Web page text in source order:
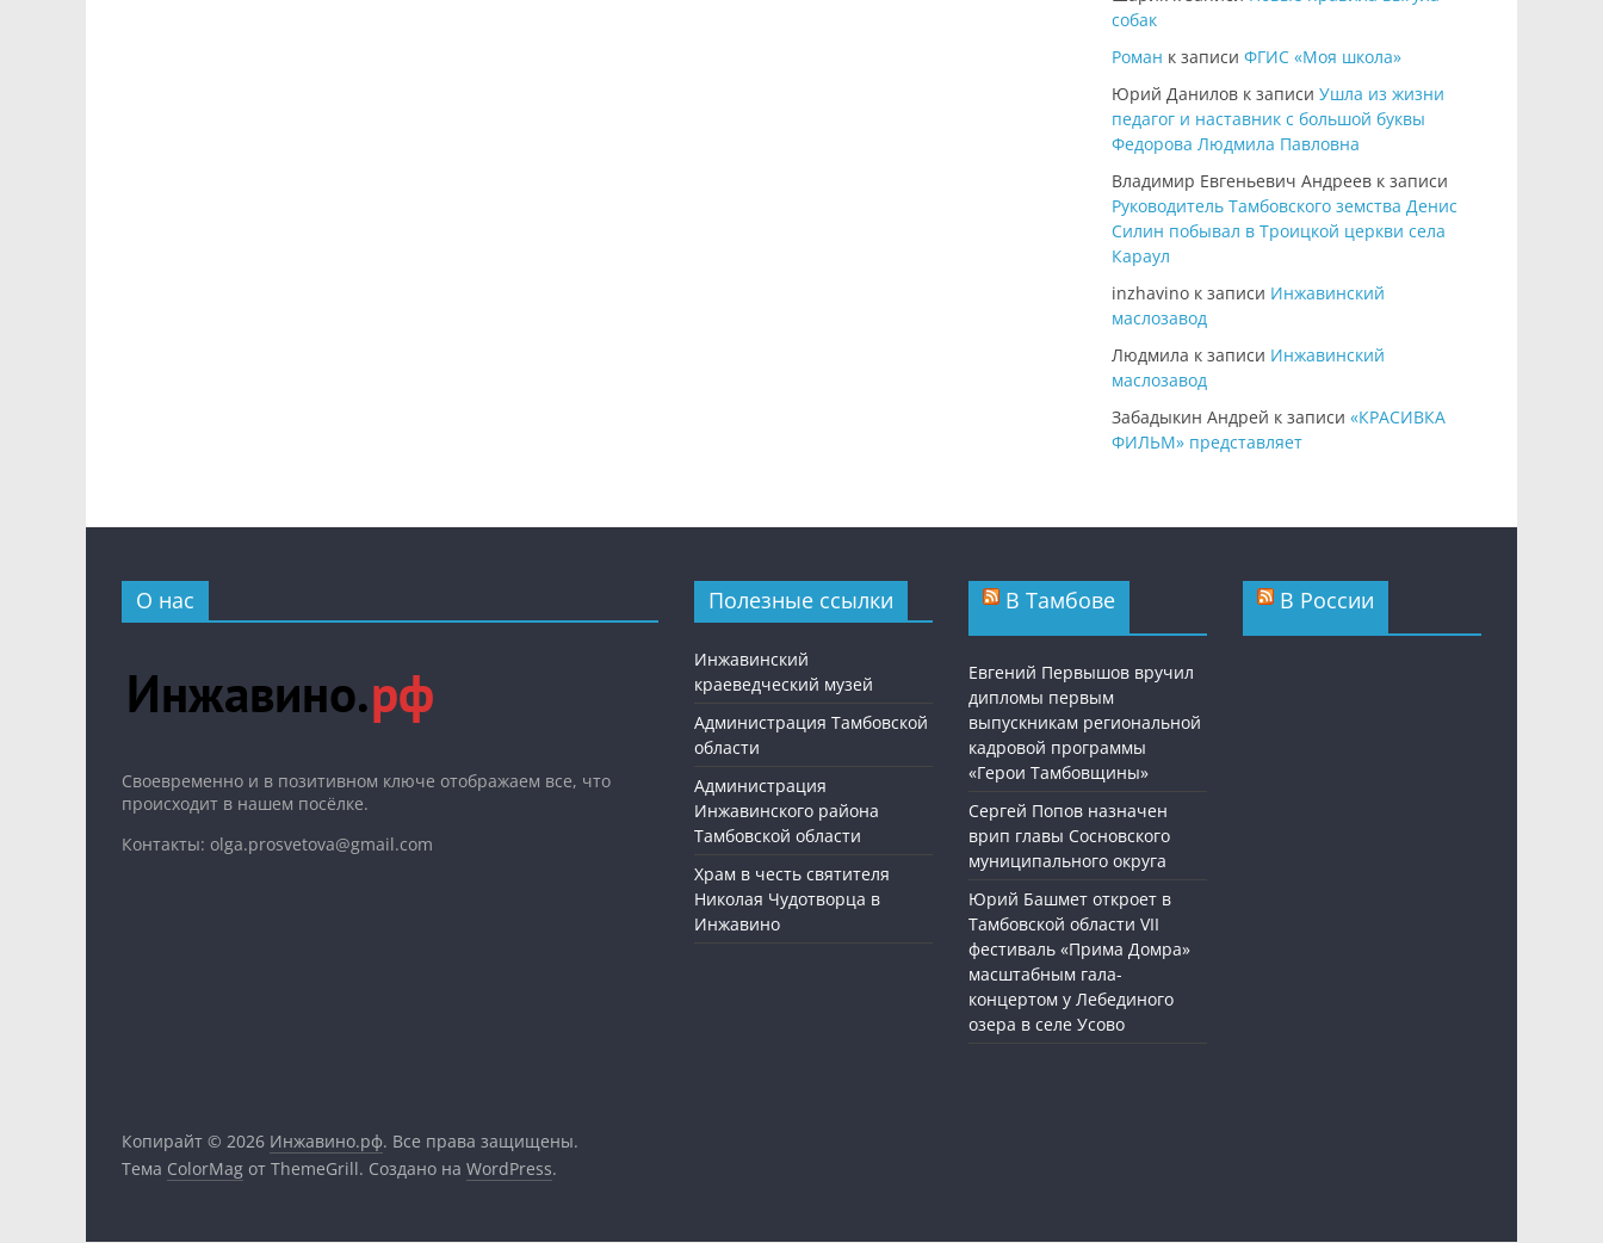
собак
Роман к записи ФГИС «Моя школа»
Юрий Данилов к записи Ушла из жизни
педагог и наставник с большой буквы
Федорова Людмила Павловна
Владимир Евгеньевич Андреев к записи
Руководитель Тамбовского земства Денис
Силин побывал в Троицкой церкви села
Караул
inzhavino к записи Инжавинский
маслозавод
Людмила к записи Инжавинский
маслозавод
Забадыкин Андрей к записи «КРАСИВКА
ФИЛЬМ» представляет
О нас
Cвоевременно и в позитивном ключе отображаем все, что
происходит в нашем посёлке.
Контакты: olga.prosvetova@gmail.com
Полезные ссылки
Инжавинский
краеведческий музей
Администрация Тамбовской
области
Администрация
Инжавинского района
Тамбовской области
Храм в честь святителя
Николая Чудотворца в
Инжавино
В Тамбове
Евгений Первышов вручил
дипломы первым
выпускникам региональной
кадровой программы
«Герои Тамбовщины»
Сергей Попов назначен
врип главы Сосновского
муниципального округа
Юрий Башмет откроет в
Тамбовской области VII
фестиваль «Прима Домра»
масштабным гала-
концертом у Лебединого
озера в селе Усово
В России
Копирайт © 2026 Инжавино.рф. Все права защищены.
Тема ColorMag от ThemeGrill. Создано на WordPress.